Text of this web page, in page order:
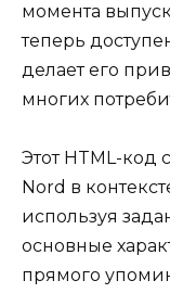
момента
теперь
делает его
многих
Этот HTML-код
Nord в
используя
основные
прямого